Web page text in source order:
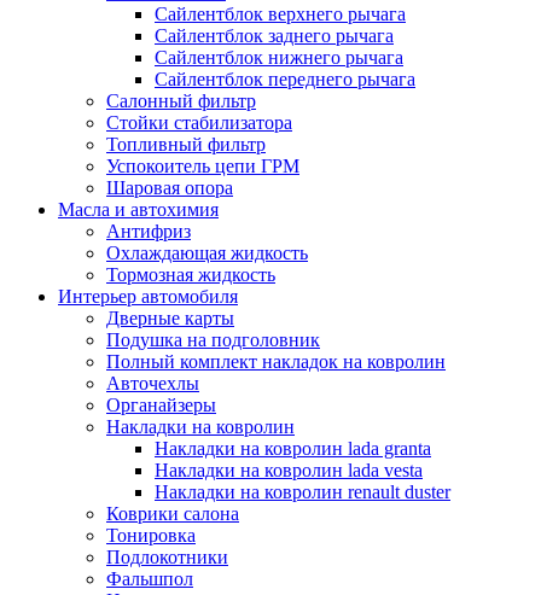
Сайлентблок верхнего рычага
Сайлентблок заднего рычага
Сайлентблок нижнего рычага
Сайлентблок переднего рычага
Салонный фильтр
Стойки стабилизатора
Топливный фильтр
Успокоитель цепи ГРМ
Шаровая опора
Масла и автохимия
Антифриз
Охлаждающая жидкость
Тормозная жидкость
Интерьер автомобиля
Дверные карты
Подушка на подголовник
Полный комплект накладок на ковролин
Авточехлы
Органайзеры
Накладки на ковролин
Накладки на ковролин lada granta
Накладки на ковролин lada vesta
Накладки на ковролин renault duster
Коврики салона
Тонировка
Подлокотники
Фальшпол